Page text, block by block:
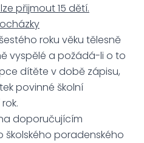
přijmout 15 dětí.
roku věku tělesně
vyspělé a požádá-li o to
dítěte v době zápisu,
povinné školní
doporučujícím
poradenského